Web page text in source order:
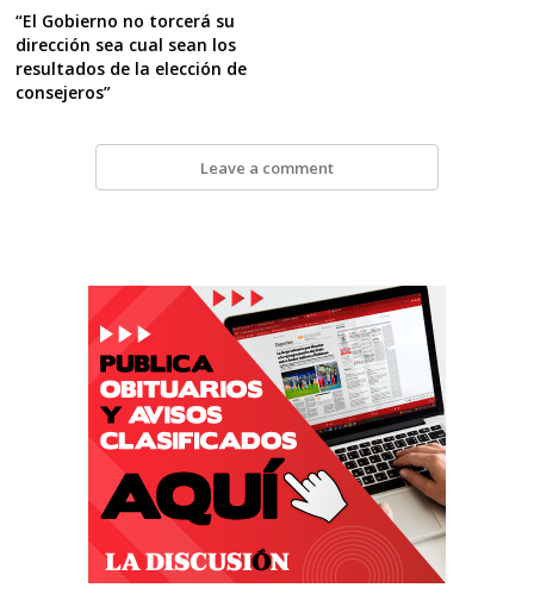
“El Gobierno no torcerá su
dirección sea cual sean los
resultados de la elección de
consejeros”
Leave a comment